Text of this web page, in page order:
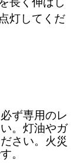
灯してくだ
ず専用のレ
。灯油やガ
さい。火災
。